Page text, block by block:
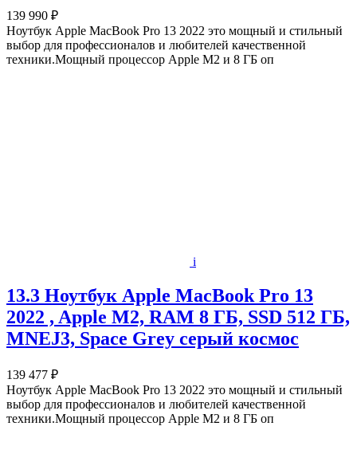
139 990 ₽
Ноутбук Apple MacBook Pro 13 2022 это мощный и стильный
выбор для профессионалов и любителей качественной
техники.Мощный процессор Apple M2 и 8 ГБ оп
i
13.3 Ноутбук Apple MacBook Pro 13
2022 , Apple M2, RAM 8 ГБ, SSD 512 ГБ,
MNEJ3, Space Grey серый космос
139 477 ₽
Ноутбук Apple MacBook Pro 13 2022 это мощный и стильный
выбор для профессионалов и любителей качественной
техники.Мощный процессор Apple M2 и 8 ГБ оп